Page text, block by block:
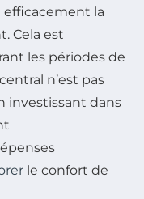
la
Cela est
les périodes de
n’est pas
investissant dans
le confort de